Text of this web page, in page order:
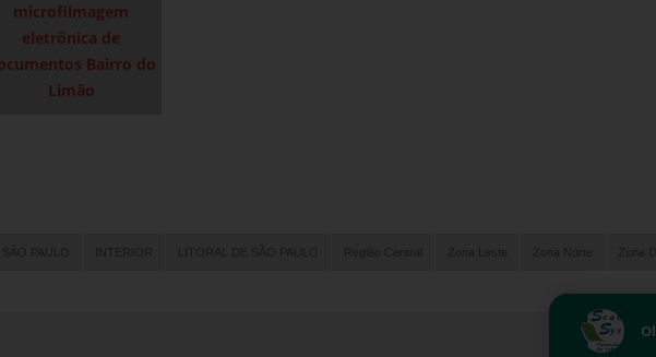
microfilmagem
eletrônica de
Bairro do
Limão
PAULO INTERIOR LITORAL DE SÃO PAULO Região Central Zona Leste Zona Norte Zona